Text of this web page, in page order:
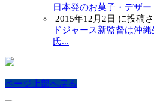
日本発のお菓子・デザー
2015年12月2日 に投稿
ドジャース新監督は沖
氏...
ページ上部へ戻る